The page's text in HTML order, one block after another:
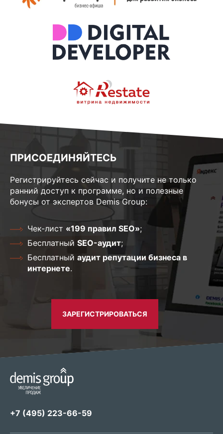
ПРИСОЕДИНЯЙТЕСЬ
Регистрируйтесь сейчас и получите не только
ранний доступ к программе, но и полезные
бонусы от экспертов Demis Group:
Чек-лист «199 правил SEO»;
Бесплатный SEO-аудит;
Бесплатный аудит репутации бизнеса в
интернете.
ЗАРЕГИСТРИРОВАТЬСЯ
+7 (495) 223-66-59